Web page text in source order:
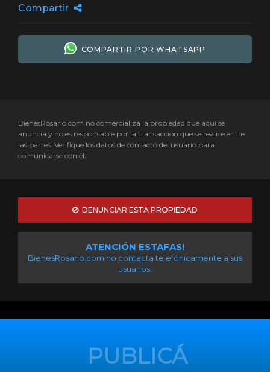
Compartir
COMPARTIR POR WHATSAPP
BienesRosario.com no comercializa la propiedad que aquí se
anuncia y no es responsable por la transacción que se realice entre
las partes. Verifique los datos de contacto del usuario para
comunicarse con él.
DENUNCIAR ESTA PROPIEDAD
ATENCIÓN ESTAFAS!
BienesRosario.com no contacta telefónicamente a sus
usuarios.